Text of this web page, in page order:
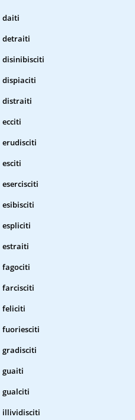
daiti
detraiti
disinibisciti
dispiaciti
distraiti
ecciti
erudisciti
esciti
esercisciti
esibisciti
espliciti
estraiti
fagociti
farcisciti
feliciti
fuoriesciti
gradisciti
guaiti
gualciti
illividisciti